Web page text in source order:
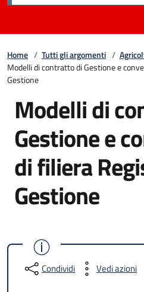
Home / Tutti gli argomenti /
Modelli di contratto di Gestione e
Gestione
Modelli di
Gestione e
di filiera
Gestione
Condividi Vedi azioni